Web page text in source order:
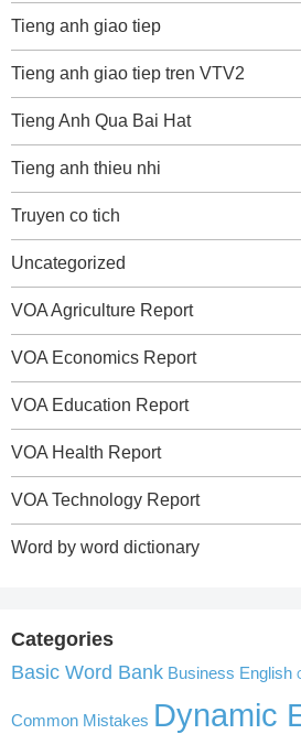
Tieng anh giao tiep
Tieng anh giao tiep tren VTV2
Tieng Anh Qua Bai Hat
Tieng anh thieu nhi
Truyen co tich
Uncategorized
VOA Agriculture Report
VOA Economics Report
VOA Education Report
VOA Health Report
VOA Technology Report
Word by word dictionary
Categories
Basic Word Bank Business English
Common Mistakes Dynamic